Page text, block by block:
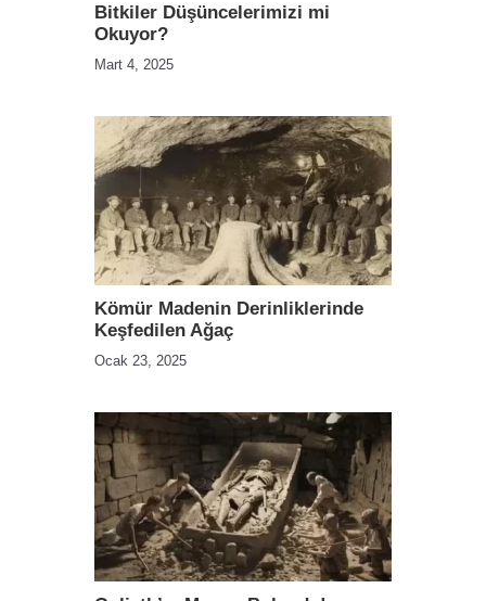
Bitkiler Düşüncelerimizi mi
Okuyor?
Mart 4, 2025
Kömür Madenin Derinliklerinde
Keşfedilen Ağaç
Ocak 23, 2025